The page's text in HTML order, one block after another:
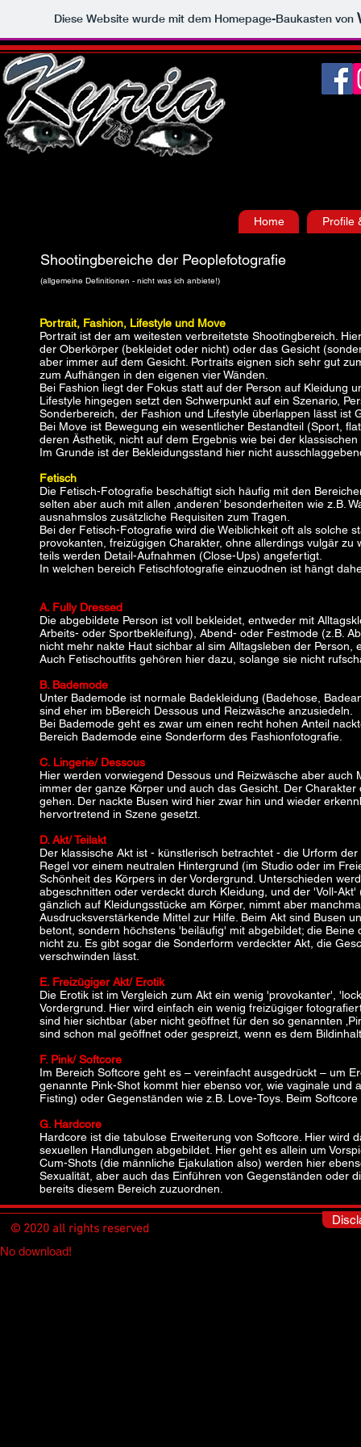
Diese Website wurde mit dem Homepage-Baukasten von
Home Profile
Shootingbereiche der Peoplefotografie
(allgemeine Definitionen - nicht was ich anbiete!)
Portrait, Fashion, Lifestyle und Move
Portrait ist der am weitesten verbreitetste Shootingbereich.
der Oberkörper (bekleidet oder nicht) oder das Gesicht
aber immer auf dem Gesicht. Portraits eignen sich sehr gut
zum Aufhängen in den eigenen vier Wänden.
Bei Fashion liegt der Fokus statt auf der Person auf Kleidung
Lifestyle hingegen setzt den Schwerpunkt auf ein Szenario,
Sonderbereich, der Fashion und Lifestyle überlappen lässt ist
Bei Move ist Bewegung ein wesentlicher Bestandteil (Sport,
deren Ästhetik, nicht auf dem Ergebnis wie bei der
Im Grunde ist der Bekleidungsstand hier nicht
Die Fetisch-Fotografie beschäftigt sich häufig mit den
selten aber auch mit allen ‚anderen’ besonderheiten wie z.B.
ausnahmslos zusätzliche Requisiten zum Tragen.
Bei der Fetisch-Fotografie wird die Weiblichkeit oft als solche
provokanten, freizügigen Charakter, ohne allerdings vulgär
teils werden Detail-Aufnahmen (Close-Ups) angefertigt.
In welchen bereich Fetischfotografie einzuodnen ist hängt
A. Fully Dressed
Die abgebildete Person ist voll bekleidet, entweder mit
Arbeits- oder Sportbekleifung), Abend- oder Festmode (z.B.
nicht mehr nakte Haut sichbar al sim Alltagsleben der Person,
Auch Fetischoutfits gehören hier dazu, solange sie nicht
B. Bademode
Unter Bademode ist normale Badekleidung (Badehose,
sind eher im bBereich Dessous und Reizwäsche anzusiedeln.
Bei Bademode geht es zwar um einen recht hohen Anteil
Bereich Bademode eine Sonderform des Fashionfotografie.
C. Lingerie/ Dessous
Hier werden vorwiegend Dessous und Reizwäsche aber
immer der ganze Körper und auch das Gesicht. Der
gehen. Der nackte Busen wird hier zwar hin und wieder
hervortretend in Szene gesetzt.
D. Akt/ Teilakt
Der klassische Akt ist - künstlerisch betrachtet - die Urform
Regel vor einem neutralen Hintergrund (im Studio oder im
Schönheit des Körpers in der Vordergrund. Unterschieden
abgeschnitten oder verdeckt durch Kleidung, und der 'Voll-
gänzlich auf Kleidungsstücke am Körper, nimmt aber
Ausdrucksverstärkende Mittel zur Hilfe. Beim Akt sind Busen
betont, sondern höchstens 'beiläufig' mit abgebildet; die
nicht zu. Es gibt sogar die Sonderform verdeckter Akt, die
verschwinden lässt.
E. Freizügiger Akt/ Erotik
Die Erotik ist im Vergleich zum Akt ein wenig 'provokanter',
Vordergrund. Hier wird einfach ein wenig freizügiger
sind hier sichtbar (aber nicht geöffnet für den so genannten
sind schon mal geöffnet oder gespreizt, wenn es dem
F. Pink/ Softcore
Im Bereich Softcore geht es – vereinfacht ausgedrückt – um
genannte Pink-Shot kommt hier ebenso vor, wie vaginale
Fisting) oder Gegenständen wie z.B. Love-Toys. Beim
G. Hardcore
Hardcore ist die tabulose Erweiterung von Softcore. Hier
sexuellen Handlungen abgebildet. Hier geht es allein um
Cum-Shots (die männliche Ejakulation also) werden hier
Sexualität, aber auch das Einführen von Gegenständen oder
bereits diesem Bereich zuzuordnen.
© 2020 all rights reserved
No download!